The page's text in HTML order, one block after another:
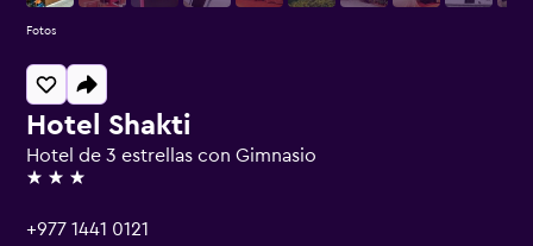
Hotel Shakti
Hotel de 3 estrellas con Gimnasio
3 estrellas
+977 1441 0121
Fotos